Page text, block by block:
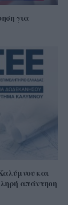
για
και
απάντηση